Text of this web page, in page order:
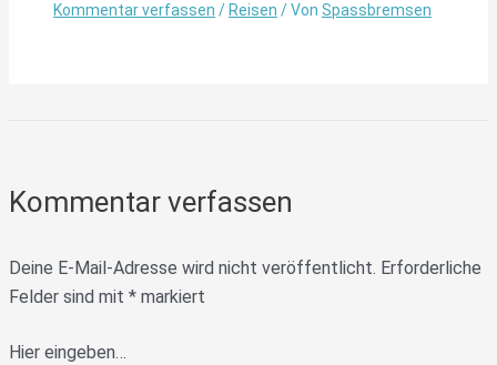
Kommentar verfassen / Reisen / Von Spassbremsen
Kommentar verfassen
Deine E-Mail-Adresse wird nicht veröffentlicht. Erforderliche
Felder sind mit * markiert
Hier eingeben…